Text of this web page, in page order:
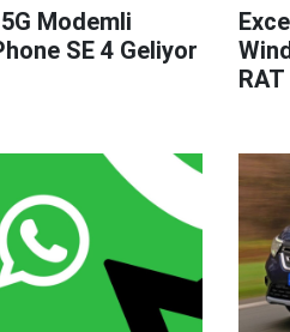
Modemli
SE 4 Geliyor